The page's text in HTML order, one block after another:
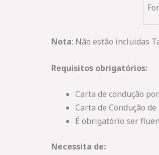
Nota: Não estão incluidas
Requisitos obrigatórios:
Carta de condução
Carta de Condução
É obrigatório ser
Necessita de: